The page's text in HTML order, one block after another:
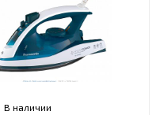
В наличии